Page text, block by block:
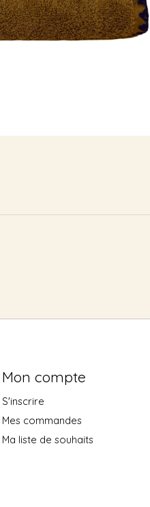
Mon compte
S'inscrire
Mes commandes
Ma liste de souhaits